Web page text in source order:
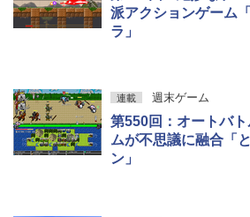
派アクションゲーム
ラ」
連載 週末ゲーム
第550回：オートバ
ムが不思議に融合「
ン」